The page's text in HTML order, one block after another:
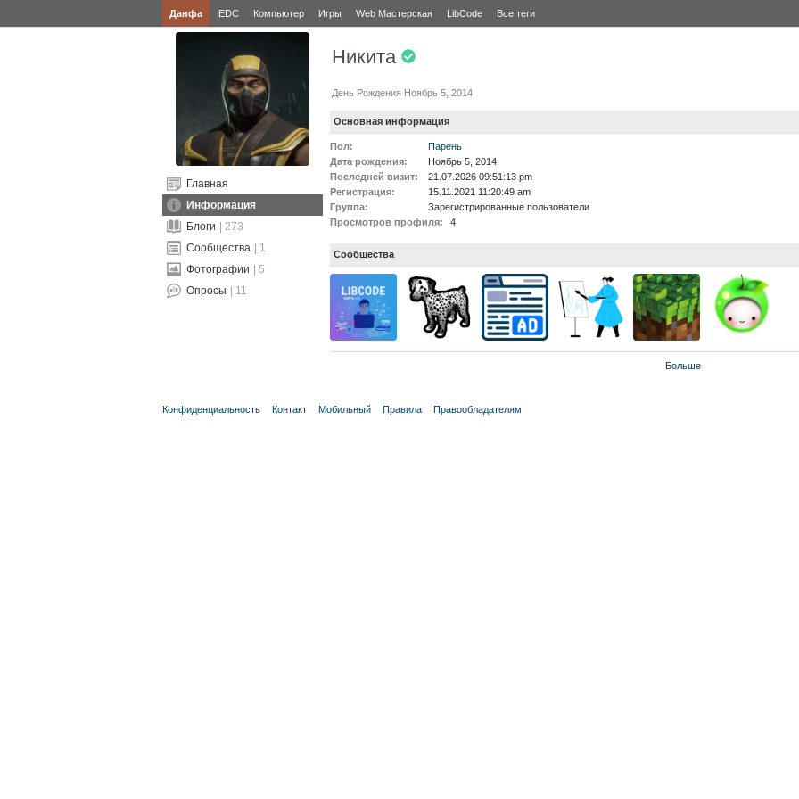
Данфа EDC Компьютер Игры Web Мастерская LibCode Все теги
Главная
Информация
Блоги
| 273
Сообщества
| 1
Фотографии
| 5
Опросы
| 11
Никита
День Рождения Ноябрь 5, 2014
Основная информация
Пол:
Парень
Дата рождения:
Ноябрь 5, 2014
Последней визит:
21.07.2026 09:51:13 pm
Регистрация:
15.11.2021 11:20:49 am
Группа:
Зарегистрированные пользователи
Просмотров профиля:
4
Сообщества
Больше
Конфиденциальность Контакт Мобильный Правила Правообладателям